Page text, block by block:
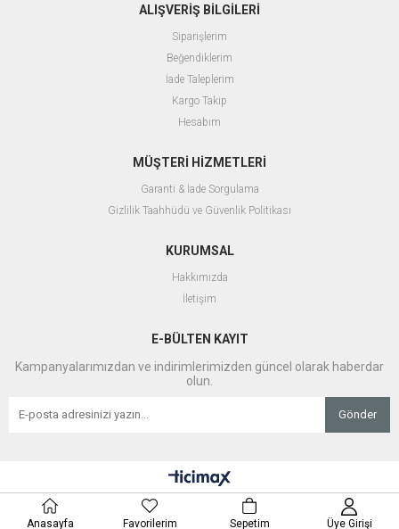
ALIŞVERİŞ BİLGİLERİ
Siparişlerim
Beğendiklerim
İade Taleplerim
Kargo Takip
Hesabım
MÜŞTERİ HİZMETLERİ
Garanti & İade Sorgulama
Gizlilik Taahhüdü ve Güvenlik Politikası
KURUMSAL
Hakkımızda
İletişim
E-BÜLTEN KAYIT
Kampanyalarımızdan ve indirimlerimizden güncel olarak haberdar
olun.
Gönder
Anasayfa Favorilerim Sepetim Üye Girişi